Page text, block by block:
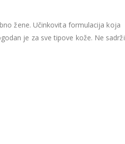
žene. Učinkovita formulacija koja
je za sve tipove kože. Ne sadrži